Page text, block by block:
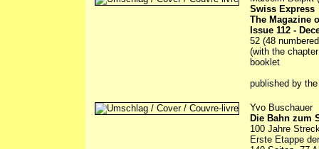
Swiss Express
The Magazine
Issue 112 -
52 (48
(with the
booklet
published by
Yvo Buschauer
Die Bahn zum
100 Jahre
Erste Etappe